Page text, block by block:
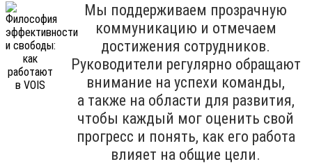
Мы поддерживаем прозрачную
коммуникацию и отмечаем
достижения сотрудников.
Руководители регулярно обращают
внимание на успехи команды,
а также на области для развития,
чтобы каждый мог оценить свой
прогресс и понять, как его работа
влияет на общие цели.